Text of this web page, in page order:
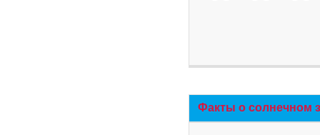
Факты о солнечном